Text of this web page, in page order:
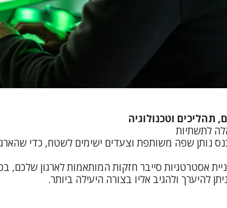
תהליכים וטכנולוגיה
לתשתיות
נותן שפה משותפת וצעדים ישימים לשטח, כדי
אסטרטגיות סייבר חזקות המותאמות לארגון
להיערך ולהגיב אליו בצורה היעילה ביותר.